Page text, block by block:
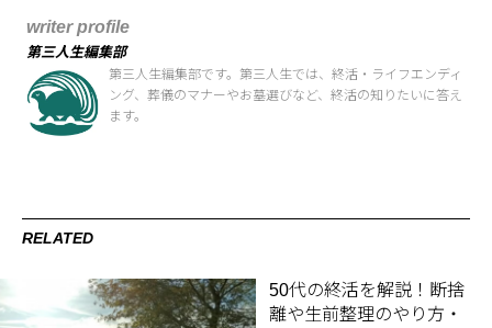
writer profile
第三人生編集部
第三人生編集部です。第三人生では、終活・ライフエンディ
ング、葬儀のマナーやお墓選びなど、終活の知りたいに答え
ます。
RELATED
50代の終活を解説！断捨
離や生前整理のやり方・